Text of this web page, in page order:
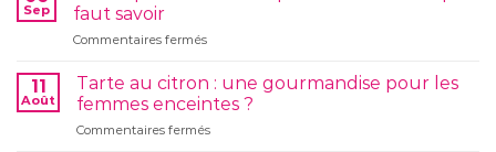
défis
la
semaine
de
Sep
faut savoir
Commentaires ferméssur
coquilles
Saint-
Jacques
enceinte
11
Août
Tarte au citron : une gourmandise pour les
femmes enceintes ?
Commentaires ferméssur